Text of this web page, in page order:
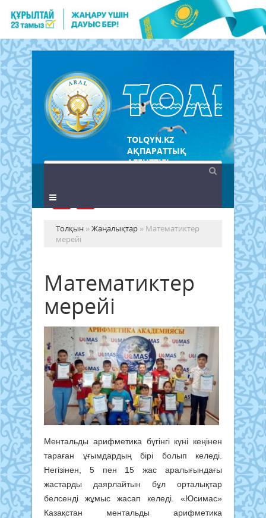
TOLQYN.KZ
АҚПАРАТТЫҚ
АГЕНТТІГІ
Толқын »Жаңалықтар » Математиктер
мерейі
Математиктер
мерейі
Ментальды арифметика бүгінгі күні кеңінен
тараған ұғымдардың бірі болып келеді.
Негізінен, 5 пен 15 жас аралығындағы
жастарды даярлайтын бұл орталықтар
белсенді жұмыс жасап келеді. «Юсимас»
Казақстан ментальды арифметика